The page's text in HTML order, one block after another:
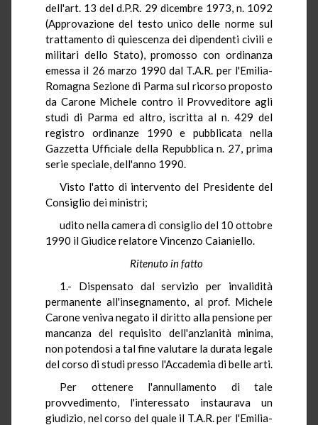
dell'art. 13 del d.P.R. 29 dicembre 1973, n. 1092
(Approvazione del testo unico delle norme sul
trattamento di quiescenza dei dipendenti civili e
militari dello Stato), promosso con ordinanza
emessa il 26 marzo 1990 dal T.A.R. per l'Emilia-
Romagna Sezione di Parma sul ricorso proposto
da Carone Michele contro il Provveditore agli
studi di Parma ed altro, iscritta al n. 429 del
registro ordinanze 1990 e pubblicata nella
Gazzetta Ufficiale della Repubblica n. 27, prima
serie speciale, dell'anno 1990.
Visto l'atto di intervento del Presidente del
Consiglio dei ministri;
udito nella camera di consiglio del 10 ottobre
1990 il Giudice relatore Vincenzo Caianiello.
Ritenuto in fatto
1.- Dispensato dal servizio per invalidità
permanente all'insegnamento, al prof. Michele
Carone veniva negato il diritto alla pensione per
mancanza del requisito dell'anzianità minima,
non potendosi a tal fine valutare la durata legale
del corso di studi presso l'Accademia di belle arti.
Per ottenere l'annullamento di tale
provvedimento, l'interessato instaurava un
giudizio, nel corso del quale il T.A.R. per l'Emilia-